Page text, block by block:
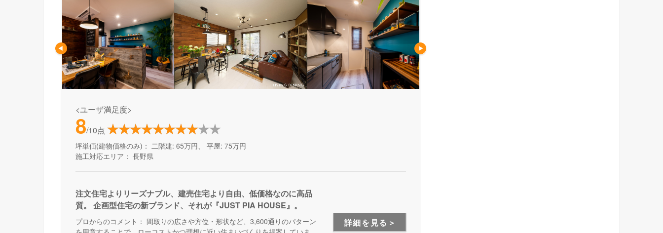
<ユーザ満足度>
8/10点
坪単価(建物価格のみ)： 二階建: 65万円、 平屋: 75万円
施工対応エリア： 長野県
注文住宅よりリーズナブル、建売住宅より自由、低価格なのに高品
質。 企画型住宅の新ブランド、それが『JUST PIA HOUSE』。
プロからのコメント： 間取りの広さや方位・形状など、3,600通りのパターン
詳細を見る＞